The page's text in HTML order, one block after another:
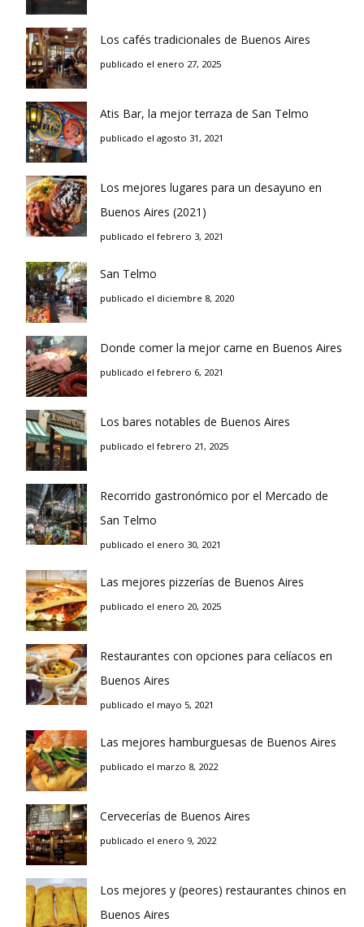
Los cafés tradicionales de Buenos Aires
publicado el enero 27, 2025
Atis Bar, la mejor terraza de San Telmo
publicado el agosto 31, 2021
Los mejores lugares para un desayuno en
Buenos Aires (2021)
publicado el febrero 3, 2021
San Telmo
publicado el diciembre 8, 2020
Donde comer la mejor carne en Buenos Aires
publicado el febrero 6, 2021
Los bares notables de Buenos Aires
publicado el febrero 21, 2025
Recorrido gastronómico por el Mercado de
San Telmo
publicado el enero 30, 2021
Las mejores pizzerías de Buenos Aires
publicado el enero 20, 2025
Restaurantes con opciones para celíacos en
Buenos Aires
publicado el mayo 5, 2021
Las mejores hamburguesas de Buenos Aires
publicado el marzo 8, 2022
Cervecerías de Buenos Aires
publicado el enero 9, 2022
Los mejores y (peores) restaurantes chinos en
Buenos Aires